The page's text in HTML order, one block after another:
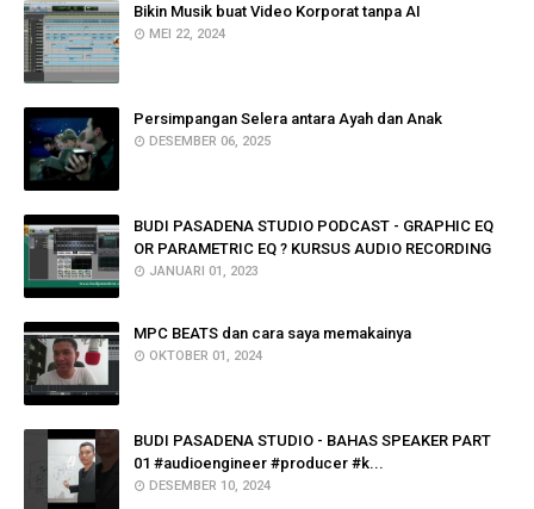
Bikin Musik buat Video Korporat tanpa AI
MEI 22, 2024
Persimpangan Selera antara Ayah dan Anak
DESEMBER 06, 2025
BUDI PASADENA STUDIO PODCAST - GRAPHIC EQ
OR PARAMETRIC EQ ? KURSUS AUDIO RECORDING
JANUARI 01, 2023
MPC BEATS dan cara saya memakainya
OKTOBER 01, 2024
BUDI PASADENA STUDIO - BAHAS SPEAKER PART
01 #audioengineer #producer #k...
DESEMBER 10, 2024